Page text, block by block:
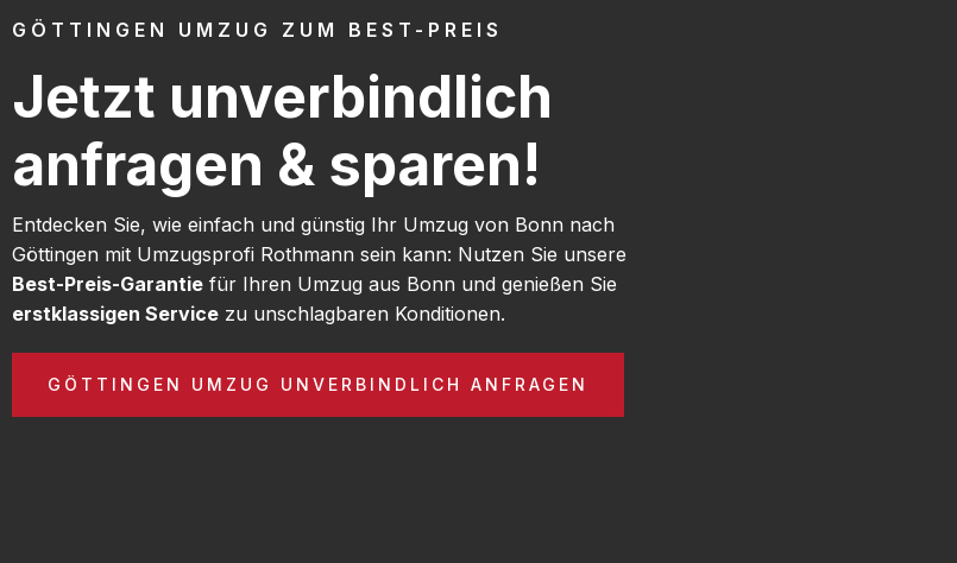
GÖTTINGEN UMZUG ZUM BEST-PREIS
Jetzt unverbindlich
anfragen & sparen!
Entdecken Sie, wie einfach und günstig Ihr Umzug von Bonn nach
Göttingen mit Umzugsprofi Rothmann sein kann: Nutzen Sie unsere
Best-Preis-Garantie für Ihren Umzug aus Bonn und genießen Sie
erstklassigen Service zu unschlagbaren Konditionen.
GÖTTINGEN UMZUG UNVERBINDLICH ANFRAGEN